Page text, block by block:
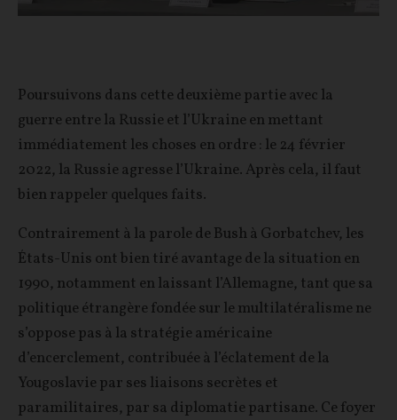
Poursuivons dans cette deuxième partie avec la
guerre entre la Russie et l’Ukraine en mettant
immédiatement les choses en ordre : le 24 février
2022, la Russie agresse l’Ukraine. Après cela, il faut
bien rappeler quelques faits.
Contrairement à la parole de Bush à Gorbatchev, les
États-Unis ont bien tiré avantage de la situation en
1990, notamment en laissant l’Allemagne, tant que sa
politique étrangère fondée sur le multilatéralisme ne
s’oppose pas à la stratégie américaine
d’encerclement, contribuée à l’éclatement de la
Yougoslavie par ses liaisons secrètes et
paramilitaires, par sa diplomatie partisane. Ce foyer